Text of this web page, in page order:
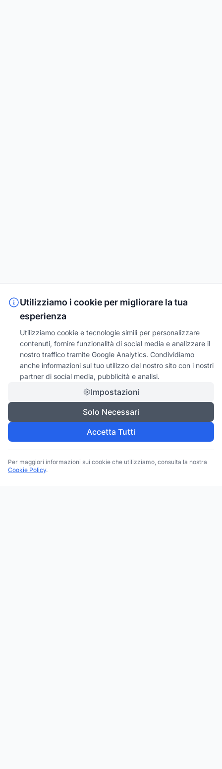
Utilizziamo i cookie per migliorare la tua
esperienza
Utilizziamo cookie e tecnologie simili per personalizzare
contenuti, fornire funzionalità di social media e analizzare il
nostro traffico tramite Google Analytics. Condividiamo
anche informazioni sul tuo utilizzo del nostro sito con i nostri
partner di social media, pubblicità e analisi.
Impostazioni
Solo Necessari
Accetta Tutti
Per maggiori informazioni sui cookie che utilizziamo, consulta la nostra
Cookie Policy.